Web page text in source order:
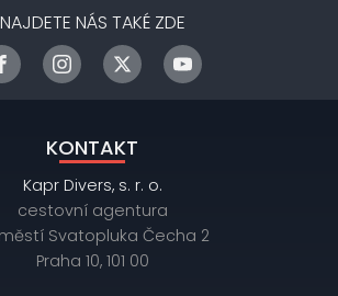
NAJDETE NÁS TAKÉ ZDE
KONTAKT
Kapr Divers, s. r. o.
cestovní agentura
Svatopluka Čecha 2
Praha 10, 101 00